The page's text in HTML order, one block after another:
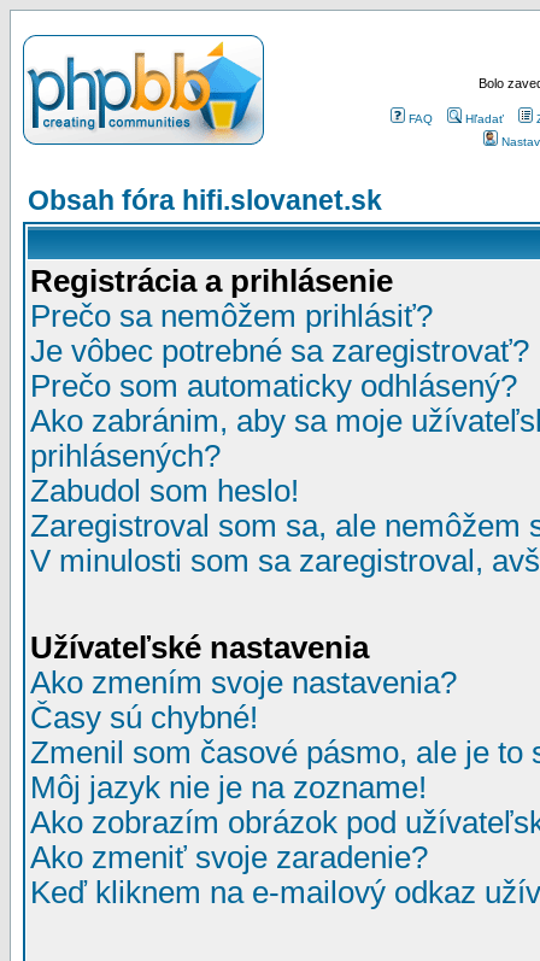
Bolo
FAQ Hľadať
Obsah fóra hifi.slovanet.sk
Registrácia a prihlásenie
Prečo sa nemôžem prihlásiť?
Je vôbec potrebné sa zaregistrovať?
Prečo som automaticky odhlásený?
Ako zabránim, aby sa moje
prihlásených?
Zabudol som heslo!
Zaregistroval som sa, ale nemôžem
V minulosti som sa zaregistroval,
Užívateľské nastavenia
Ako zmením svoje nastavenia?
Časy sú chybné!
Zmenil som časové pásmo, ale je to
Môj jazyk nie je na zozname!
Ako zobrazím obrázok pod
Ako zmeniť svoje zaradenie?
Keď kliknem na e-mailový odkaz